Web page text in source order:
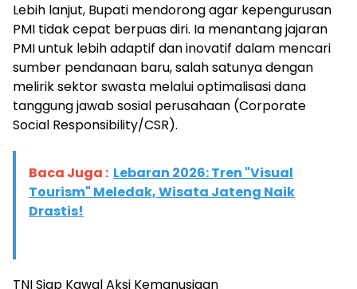
​Lebih lanjut, Bupati mendorong agar kepengurusan
PMI tidak cepat berpuas diri. Ia menantang jajaran
PMI untuk lebih adaptif dan inovatif dalam mencari
sumber pendanaan baru, salah satunya dengan
melirik sektor swasta melalui optimalisasi dana
tanggung jawab sosial perusahaan (Corporate
Social Responsibility/CSR).
Baca Juga : Lebaran 2026: Tren "Visual
Tourism" Meledak, Wisata Jateng Naik
Drastis!
​TNI Siap Kawal Aksi Kemanusiaan